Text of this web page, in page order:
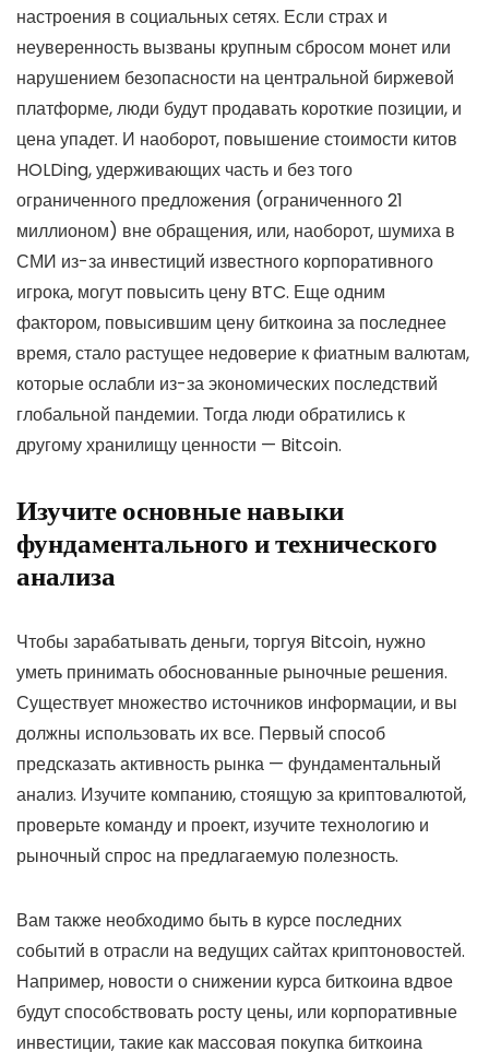
настроения в социальных сетях. Если страх и
неуверенность вызваны крупным сбросом монет или
нарушением безопасности на центральной биржевой
платформе, люди будут продавать короткие позиции, и
цена упадет. И наоборот, повышение стоимости китов
HOLDing, удерживающих часть и без того
ограниченного предложения (ограниченного 21
миллионом) вне обращения, или, наоборот, шумиха в
СМИ из-за инвестиций известного корпоративного
игрока, могут повысить цену BTC. Еще одним
фактором, повысившим цену биткоина за последнее
время, стало растущее недоверие к фиатным валютам,
которые ослабли из-за экономических последствий
глобальной пандемии. Тогда люди обратились к
другому хранилищу ценности — Bitcoin.
Изучите основные навыки
фундаментального и технического
анализа
Чтобы зарабатывать деньги, торгуя Bitcoin, нужно
уметь принимать обоснованные рыночные решения.
Существует множество источников информации, и вы
должны использовать их все. Первый способ
предсказать активность рынка — фундаментальный
анализ. Изучите компанию, стоящую за криптовалютой,
проверьте команду и проект, изучите технологию и
рыночный спрос на предлагаемую полезность.
Вам также необходимо быть в курсе последних
событий в отрасли на ведущих сайтах криптоновостей.
Например, новости о снижении курса биткоина вдвое
будут способствовать росту цены, или корпоративные
инвестиции, такие как массовая покупка биткоина